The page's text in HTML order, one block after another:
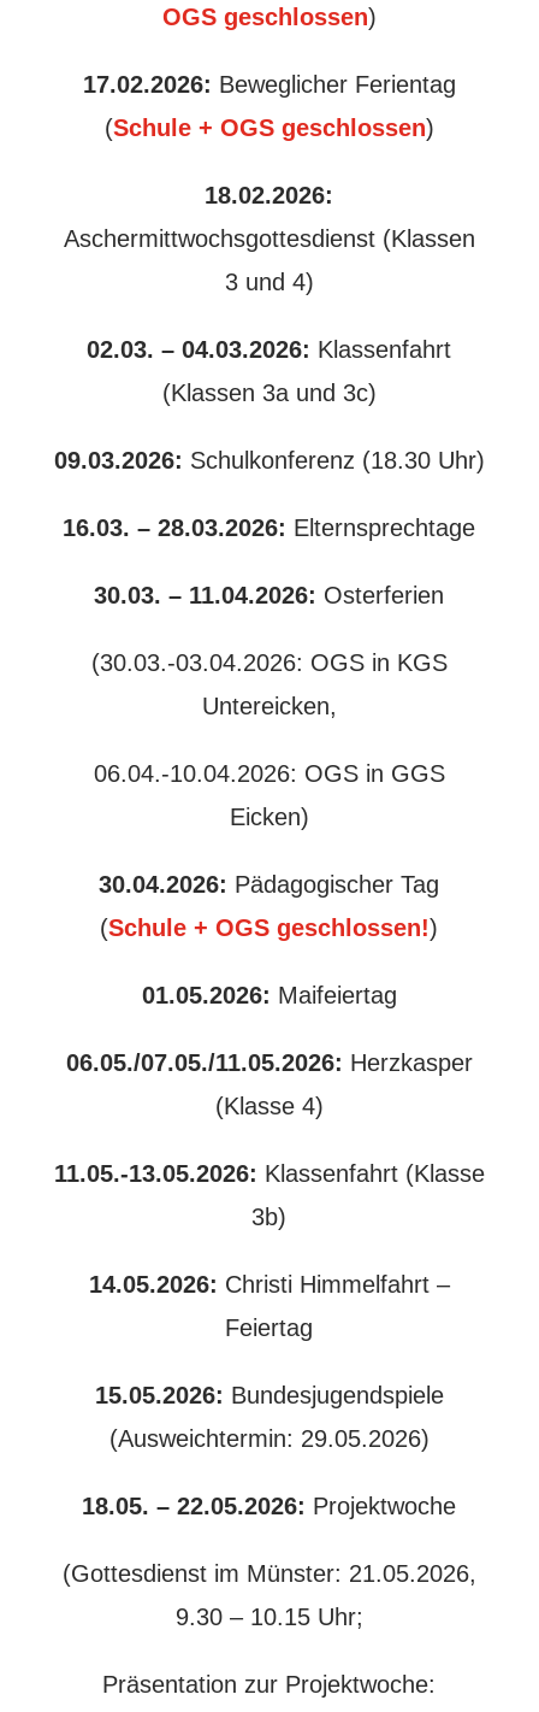
OGS geschlossen)
17.02.2026: Beweglicher Ferientag
(Schule + OGS geschlossen)
18.02.2026:
Aschermittwochsgottesdienst (Klassen
3 und 4)
02.03. – 04.03.2026: Klassenfahrt
(Klassen 3a und 3c)
09.03.2026: Schulkonferenz (18.30 Uhr)
16.03. – 28.03.2026: Elternsprechtage
30.03. – 11.04.2026: Osterferien
(30.03.-03.04.2026: OGS in KGS
Untereicken,
06.04.-10.04.2026: OGS in GGS
Eicken)
30.04.2026: Pädagogischer Tag
(Schule + OGS geschlossen!)
01.05.2026: Maifeiertag
06.05./07.05./11.05.2026: Herzkasper
(Klasse 4)
11.05.-13.05.2026: Klassenfahrt (Klasse
3b)
14.05.2026: Christi Himmelfahrt –
Feiertag
15.05.2026: Bundesjugendspiele
(Ausweichtermin: 29.05.2026)
18.05. – 22.05.2026: Projektwoche
(Gottesdienst im Münster: 21.05.2026,
9.30 – 10.15 Uhr;
Präsentation zur Projektwoche: